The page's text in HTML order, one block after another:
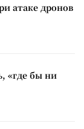
атаке дронов
«где бы ни